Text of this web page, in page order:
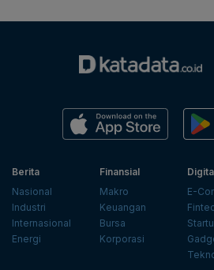
Berita
Nasional
Industri
Internasional
Energi
Finansial
Makro
Keuangan
Bursa
Korporasi
E-